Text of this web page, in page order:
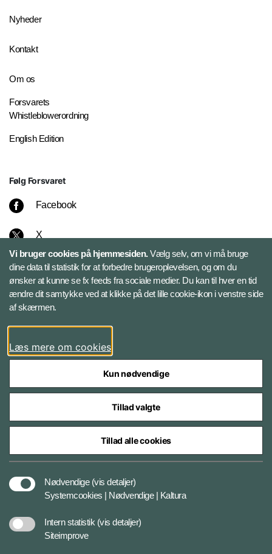
Nyheder
Kontakt
Om os
Forsvarets
Whistleblowerordning
English Edition
Følg Forsvaret
Facebook
X
Instagram
Bluesky
LinkedIn
Styrelser og myndigheder under Forsvarsministeriet
Vi bruger cookies på hjemmesiden.Vælg selv, om vi må bruge
dine data til statistik for at forbedre brugeroplevelsen, og om du
ønsker at kunne se fx feeds fra sociale medier. Du kan til hver en tid
ændre dit samtykke ved at klikke på det lille cookie-ikon i venstre side
af skærmen.
Læs mere om cookies
Kun nødvendige
Tillad valgte
Tillad alle cookies
Nødvendige (vis detaljer)
Systemcookies | Nødvendige | Kaltura
Intern statistik (vis detaljer)
Siteimprove